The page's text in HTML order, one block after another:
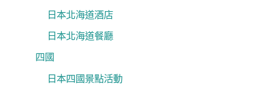
日本北海道酒店
日本北海道餐廳
四國
日本四國景點活動